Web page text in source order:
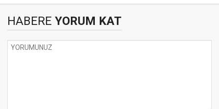
HABERE YORUM KAT